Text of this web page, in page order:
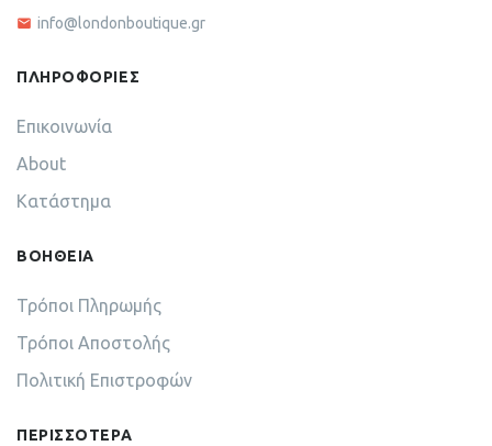
info@londonboutique.gr
ΠΛΗΡΟΦΟΡΙΕΣ
Επικοινωνία
About
Κατάστημα
ΒΟΗΘΕΙΑ
Τρόποι Πληρωμής
Τρόποι Αποστολής
Πολιτική Επιστροφών
ΠΕΡΙΣΣΟΤΕΡΑ